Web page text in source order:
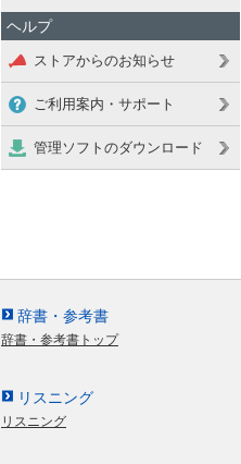
ヘルプ
ストアからのお知らせ
ご利用案内・サポート
管理ソフトのダウンロード
辞書・参考書
辞書・参考書トップ
リスニング
リスニング